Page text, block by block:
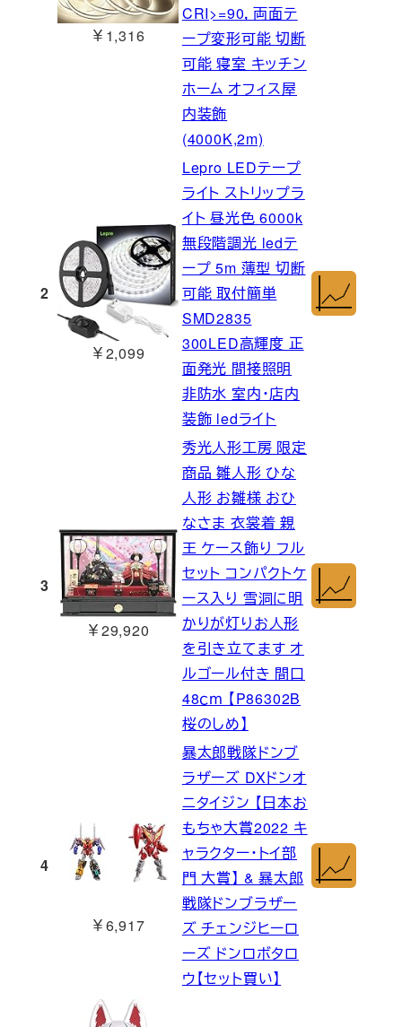
￥1,316
CRI>=90，両面テ
ープ変形可能 切断
可能 寝室 キッチン
ホーム オフィス屋
内装飾
(4000K,2m)
2
￥2,099
Lepro LEDテープ
ライト ストリップラ
イト 昼光色 6000k
無段階調光 ledテ
ープ 5m 薄型 切断
可能 取付簡単
SMD2835
300LED高輝度 正
面発光 間接照明
非防水 室内・店内
装飾 ledライト
3
￥29,920
秀光人形工房 限定
商品 雛人形 ひな
人形 お雛様 おひ
なさま 衣裳着 親
王 ケース飾り フル
セット コンパクトケ
ース入り 雪洞に明
かりが灯りお人形
を引き立てます オ
ルゴール付き 間口
48ｃｍ 【P86302B
桜のしめ】
4
￥6,917
暴太郎戦隊ドンブ
ラザーズ DXドンオ
ニタイジン 【日本お
もちゃ大賞2022 キ
ャラクター・トイ部
門 大賞】 & 暴太郎
戦隊ドンブラザー
ズ チェンジヒーロ
ーズ ドンロボタロ
ウ【セット買い】